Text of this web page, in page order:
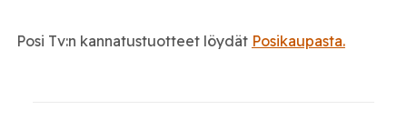
Posi Tv:n kannatustuotteet löydät Posikaupasta.